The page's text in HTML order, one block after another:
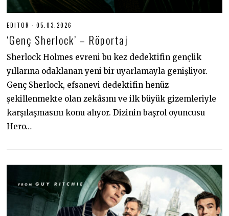
EDITOR 05.03.2026
.
3
2
2
‘Genç Sherlock’ – Röportaj
Sherlock Holmes evreni bu kez dedektifin gençlik
yıllarına odaklanan yeni bir uyarlamayla genişliyor.
Genç Sherlock, efsanevi dedektifin henüz
şekillenmekte olan zekâsını ve ilk büyük gizemleriyle
karşılaşmasını konu alıyor. Dizinin başrol oyuncusu
Hero…